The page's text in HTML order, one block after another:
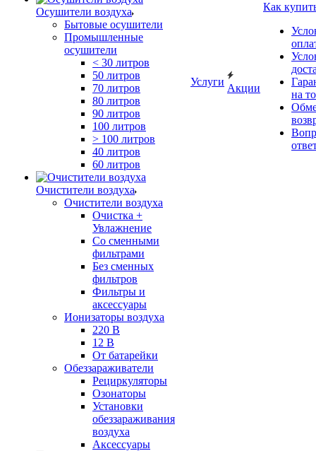
Осушители воздуха
Бытовые осушители
Промышленные
осушители
< 30 литров
50 литров
70 литров
80 литров
90 литров
100 литров
> 100 литров
40 литров
60 литров
Очистители воздуха
Очистители воздуха
Очистка +
Увлажнение
Cо сменными
фильтрами
Без сменных
фильтров
Фильтры и
аксессуары
Ионизаторы воздуха
220 В
12 В
От батарейки
Обеззараживатели
Рециркуляторы
Озонаторы
Установки
обеззараживания
воздуха
Аксессуары
Услуги
Акции
Как
на